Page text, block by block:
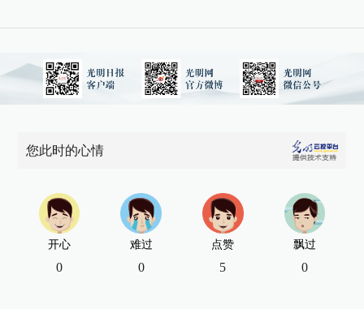
您此时的心情
开心
0
难过
0
点赞
5
飘过
0